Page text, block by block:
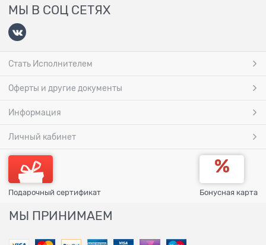
МЫ В СОЦ СЕТЯХ
Стать Исполнителем
Оферты и другие документы
Информация
Личный кабинет
Подарочный сертификат Бонусная карта
МЫ ПРИНИМАЕМ